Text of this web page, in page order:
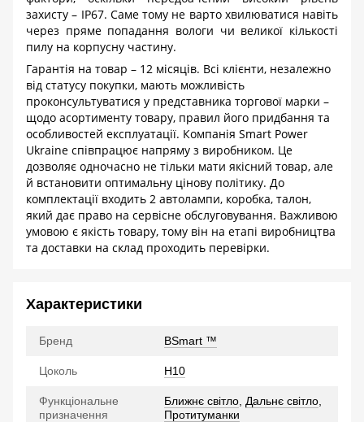
захисту – IP67. Саме тому не варто хвилюватися навіть
через пряме попадання вологи чи великої кількості
пилу на корпусну частину.
Гарантія на товар – 12 місяців. Всі клієнти, незалежно
від статусу покупки, мають можливість
проконсультуватися у представника торгової марки –
щодо асортименту товару, правил його придбання та
особливостей експлуатації. Компанія Smart Power
Ukraine співпрацює напряму з виробником. Це
дозволяє одночасно не тільки мати якісний товар, але
й встановити оптимальну цінову політику. До
комплектації входить 2 автолампи, коробка, талон,
який дає право на сервісне обслуговування. Важливою
умовою є якість товару, тому він на етапі виробництва
та доставки на склад проходить перевірки.
Характеристики
Бренд BSmart ™
Цоколь H10
Функціональне
призначення
Ближнє світло Дальнє світло
Протитуманки